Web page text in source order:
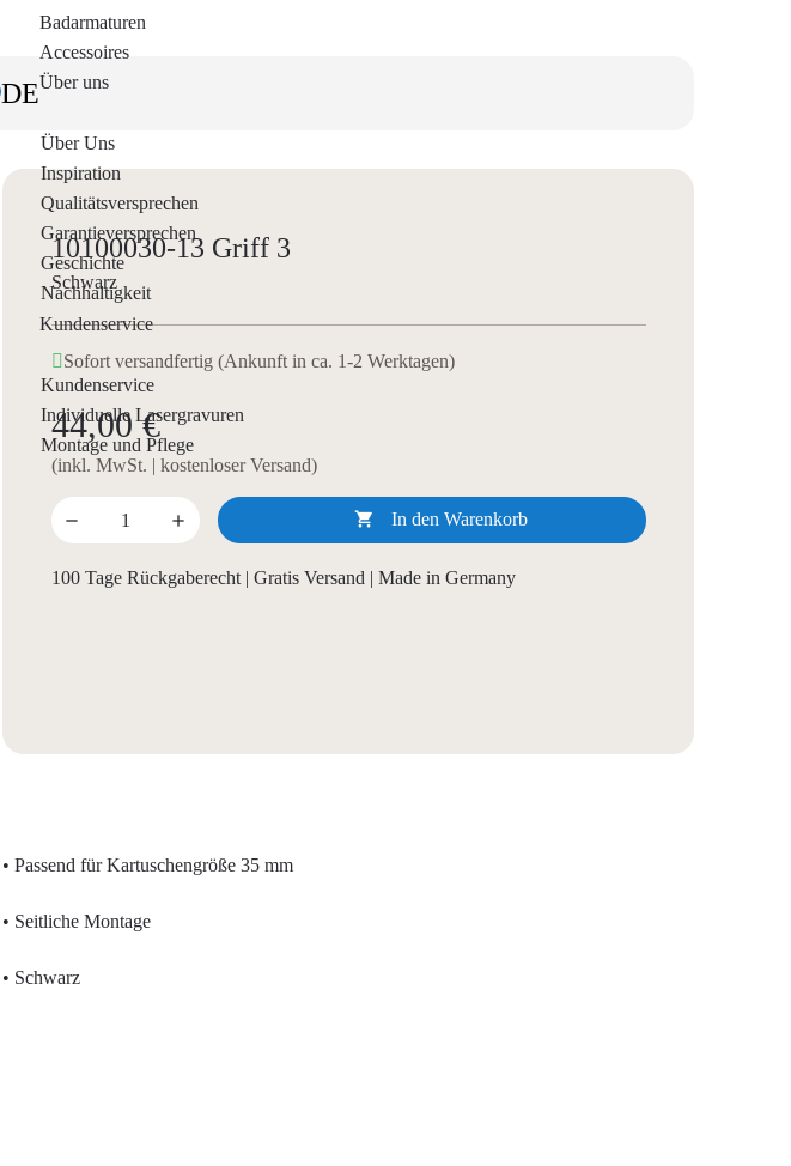
DE
Badarmaturen
Accessoires
Über uns
Über Uns
Inspiration
Qualitätsversprechen
Garantieversprechen
Geschichte
Nachhaltigkeit
Kundenservice
Kundenservice
Individuelle Lasergravuren
Montage und Pflege
10100030-13 Griff 3
Schwarz
Sofort versandfertig (Ankunft in ca. 1-2 Werktagen)
44,00 €
(inkl. MwSt. | kostenloser Versand)
 In den Warenkorb
100 Tage Rückgaberecht | Gratis Versand | Made in Germany
• Passend für Kartuschengröße 35 mm
• Seitliche Montage
• Schwarz